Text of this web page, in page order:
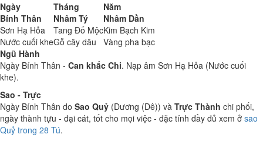
Ngày
Tháng
Năm
Bính Thân
Nhâm Tý
Nhâm Dần
Sơn Hạ Hỏa
Tang Đố MộcKim Bạch Kim
Nước cuối kheGỗ cây dâu
Vàng pha bạc
Ngũ Hành
Ngày Bính Thân - Can khắc Chi. Nạp âm Sơn Hạ Hỏa (Nước cuối
khe).
Sao - Trực
Ngày Bính Thân do Sao Quỷ (Dương (Dê)) và Trực Thành chi phối,
ngày thành tựu - đại cát, tốt cho mọi việc - đặc tính đầy đủ xem ở sao
Quỷ trong 28 Tú.